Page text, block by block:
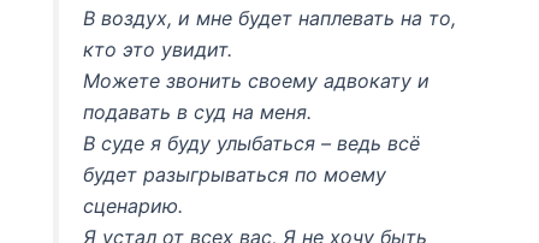
В воздух, и мне будет наплевать на то,
кто это увидит.
Можете звонить своему адвокату и
подавать в суд на меня.
В суде я буду улыбаться – ведь всё
будет разыгрываться по моему
сценарию.
Я устал от всех вас, Я не хочу быть